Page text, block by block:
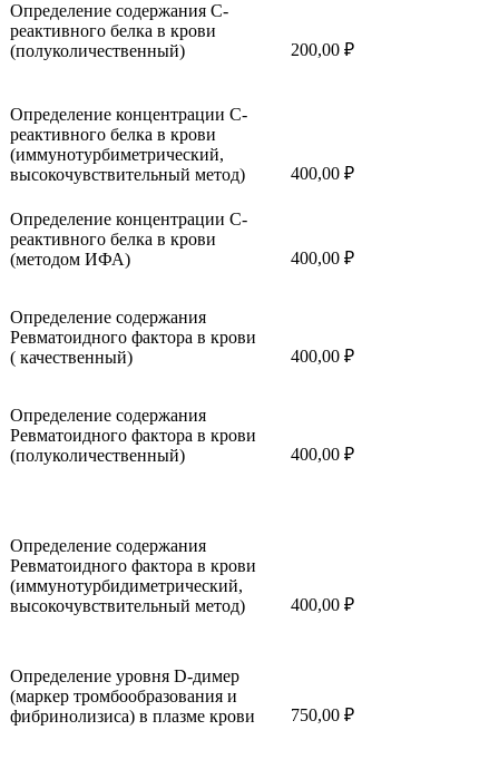
Определение содержания С-
реактивного белка в крови
(полуколичественный)
200,00 ₽
Определение концентрации С-
реактивного белка в крови
(иммунотурбиметрический,
высокочувствительный метод)
400,00 ₽
Определение концентрации С-
реактивного белка в крови
(методом ИФА)
400,00 ₽
Определение содержания
Ревматоидного фактора в крови
( качественный)
400,00 ₽
Определение содержания
Ревматоидного фактора в крови
(полуколичественный)
400,00 ₽
Определение содержания
Ревматоидного фактора в крови
(иммунотурбидиметрический,
высокочувствительный метод)
400,00 ₽
Определение уровня D-димер
(маркер тромбообразования и
фибринолизиса) в плазме крови
750,00 ₽